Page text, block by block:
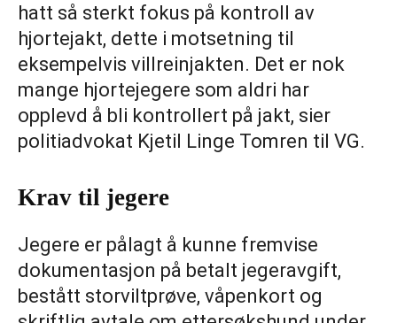
hatt så sterkt fokus på kontroll av
hjortejakt, dette i motsetning til
eksempelvis villreinjakten. Det er nok
mange hjortejegere som aldri har
opplevd å bli kontrollert på jakt, sier
politiadvokat Kjetil Linge Tomren til VG.
Krav til jegere
Jegere er pålagt å kunne fremvise
dokumentasjon på betalt jegeravgift,
bestått storviltprøve, våpenkort og